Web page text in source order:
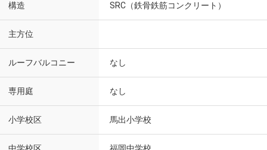
構造 SRC（鉄骨鉄筋コンクリート）
主方位
ルーフバルコニー なし
専用庭 なし
小学校区 馬出小学校